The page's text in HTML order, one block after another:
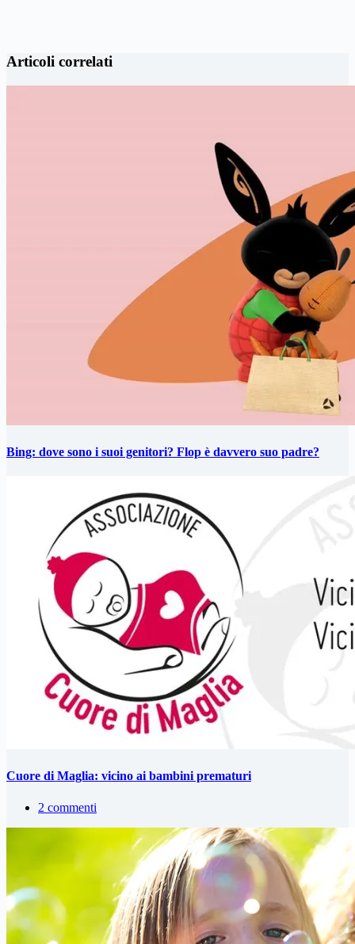
Articoli correlati
Bing: dove sono i suoi genitori? Flop è davvero suo padre?
Cuore di Maglia: vicino ai bambini prematuri
2 commenti